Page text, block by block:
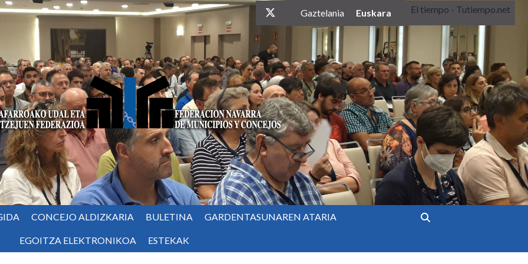
twitter
Gaztelania Euskara El tiempo - Tutiempo.net
CONCEJO ALDIZKARIA BULETINA GARDENTASUNAREN ATARIA
EGOITZA ELEKTRONIKOA ESTEKAK